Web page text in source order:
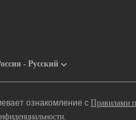
- Русский
ознакомление с Правилами
.